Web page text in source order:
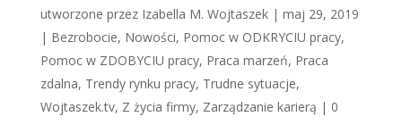
utworzone przez Izabella M. Wojtaszek| maj 29, 2019
| Bezrobocie, Nowości, Pomoc w ODKRYCIU pracy,
Pomoc w ZDOBYCIU pracy, Praca marzeń, Praca
zdalna, Trendy rynku pracy, Trudne sytuacje,
Wojtaszek.tv, Z życia firmy, Zarządzanie karierą | 0